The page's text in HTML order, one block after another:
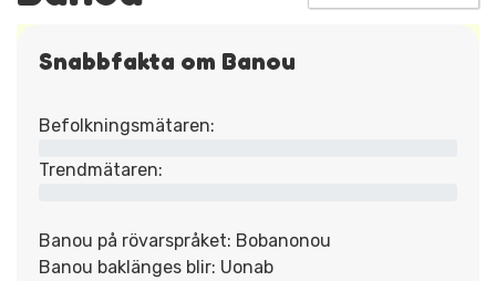
Snabbfakta om Banou
Befolkningsmätaren:
Trendmätaren:
Banou på rövarspråket: Bobanonou
Banou baklänges blir: Uonab